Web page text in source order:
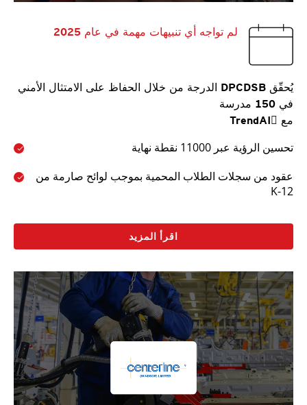
لم تواجه أي تنبيهات مهمة في عام 2025
يُحقّق DPCDSB الدرجة من خلال الحفاظ على الامتثال الأمني
في 150 مدرسة
مع TrendAI
تحسين الرؤية عبر 11000 نقطة نهاية
عقود من سجلات الطلاب المحمية بموجب لوائح صارمة من
K-12
اقرأ المزيد